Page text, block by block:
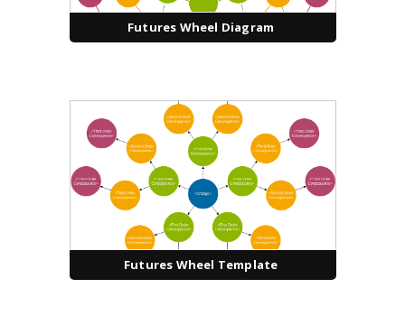
Futures Wheel Diagram
Futures Wheel Template